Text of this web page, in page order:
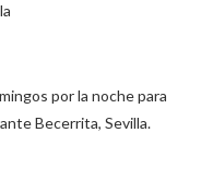
por la noche para
Becerrita, Sevilla.